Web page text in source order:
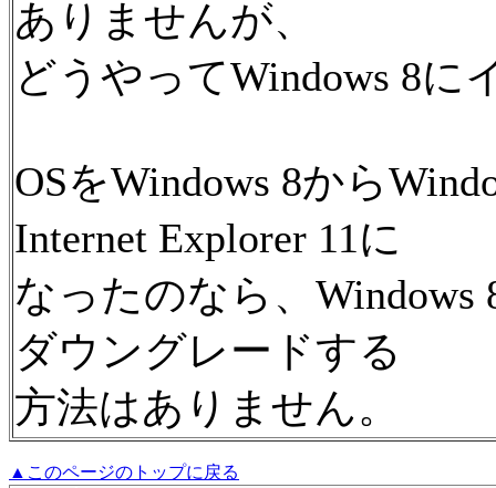
ありませんが、
どうやってWindows 8
OSをWindows 8から
Internet Explorer 11に
なったのなら、Windows
ダウングレードする
方法はありません。
▲このページのトップに戻る